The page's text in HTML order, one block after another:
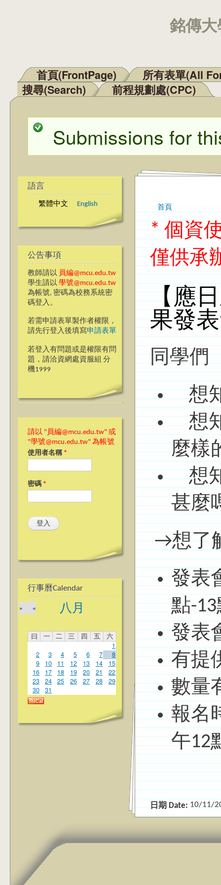
銘傳
主選單
首頁(FrontPage)
所有表單(All
搜尋(Search)
前程規劃處(CPC)
狀態訊息
Submissions for
語言
繁體中文 English
公告事項
教師請以 員編@mcu.edu.tw
學生請以 學號@mcu.edu.tw
為帳號, 密碼為校務系統密
碼登入。
若需申請表單製作者權限，
請先行登入後填寫申請表單
若登入有問題或是權限有問
題，請洽資網處資服組 分
機1999
請以 "員編@mcu.edu.tw" 或
"學號@mcu.edu.tw" 為帳號
使用者名稱 *
密碼 *
行事曆Calendar
八月
«
»
曰 一 二 三 四 五
六
1
2
3 4 5 6 7
8
9
10 11 12 13 14
15
16
17 18 19 20 21
22
23
24 25 26 27 28
29
30
31
您在這裡
首頁
* 個資
僅供承
【應
果發
同學們
想知
想知
麼樣
想知
甚麼
→想了
發表
點-
發表
有提
數量
報名
午12
日期 Date:10/11/